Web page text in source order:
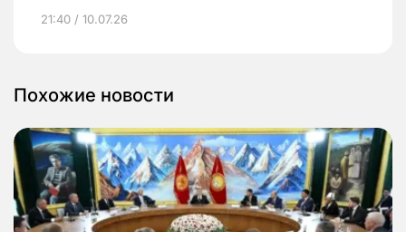
21:40 / 10.07.26
Похожие новости